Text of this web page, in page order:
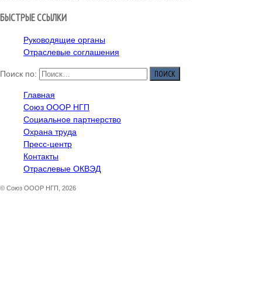
БЫСТРЫЕ ССЫЛКИ
Руководящие органы
Отраслевые соглашения
Поиск по:
Главная
Союз ОООР НГП
Социальное партнерство
Охрана труда
Пресс-центр
Контакты
Отраслевые ОКВЭД
© Союз ОООР НГП, 2026